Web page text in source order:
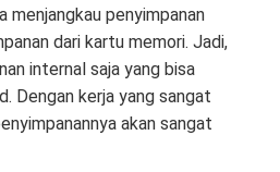
menjangkau penyimpanan
dari kartu memori. Jadi,
internal saja yang bisa
Dengan kerja yang sangat
akan sangat